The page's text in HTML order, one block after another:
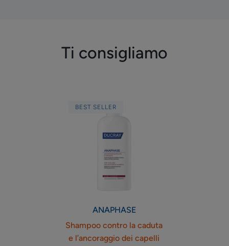
Ti consigliamo
caduta
e
l’ancoraggio
dei
BEST SELLER
ANAPHASE
Shampoo contro la caduta
e l’ancoraggio dei capelli